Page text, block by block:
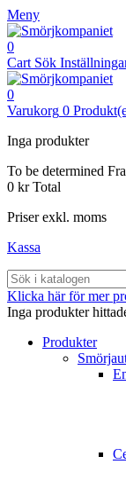
Meny
0
Cart Sök
0
Varukorg 0
Inga produkter
To be determined
0 kr Total
Priser exkl. moms
Kassa
Klicka här för mer
Inga produkter
Produkter